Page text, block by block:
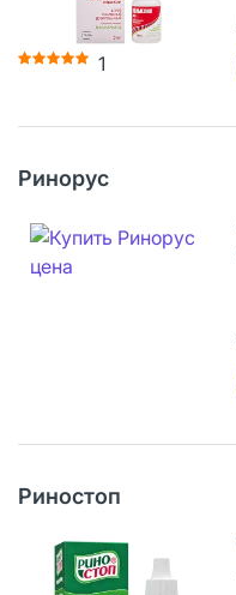
1
Ринорус
Риностоп